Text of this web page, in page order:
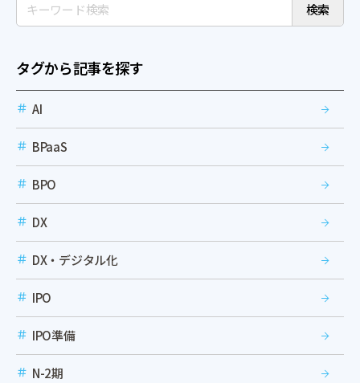
検索
タグから記事を探す
AI
BPaaS
BPO
DX
DX・デジタル化
IPO
IPO準備
N-2期